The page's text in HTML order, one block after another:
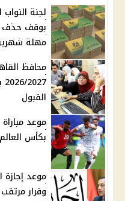
لجنة
بوقف حذف
مهلة
محافظ
القبول
بكأس العالم 2026 والقنوات الناقلة
وقرار